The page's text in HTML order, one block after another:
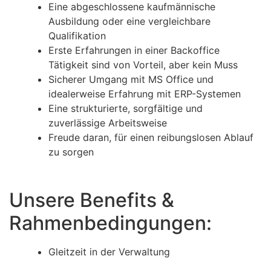
Eine abgeschlossene kaufmännische
Ausbildung oder eine vergleichbare
Qualifikation
Erste Erfahrungen in einer Backoffice
Tätigkeit sind von Vorteil, aber kein Muss
Sicherer Umgang mit MS Office und
idealerweise Erfahrung mit ERP-Systemen
Eine strukturierte, sorgfältige und
zuverlässige Arbeitsweise
Freude daran, für einen reibungslosen Ablauf
zu sorgen
Unsere Benefits &
Rahmenbedingungen:
Gleitzeit in der Verwaltung